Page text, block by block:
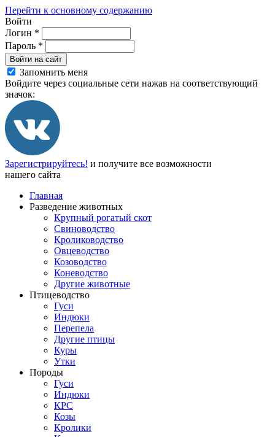
Перейти к основному содержанию
Войти
Логин *
Пароль *
Войти на сайт
Запомнить меня
Войдите через социальные сети нажав на соответствующий
значок:
Зарегистрируйтесь! и получите все возможности
нашего сайта
Главная
Разведение животных
Крупный рогатый скот
Свиноводство
Кролиководство
Овцеводство
Козоводство
Коневодство
Другие животные
Птицеводство
Гуси
Индюки
Перепела
Другие птицы
Куры
Утки
Породы
Гуси
Индюки
КРС
Козы
Кролики